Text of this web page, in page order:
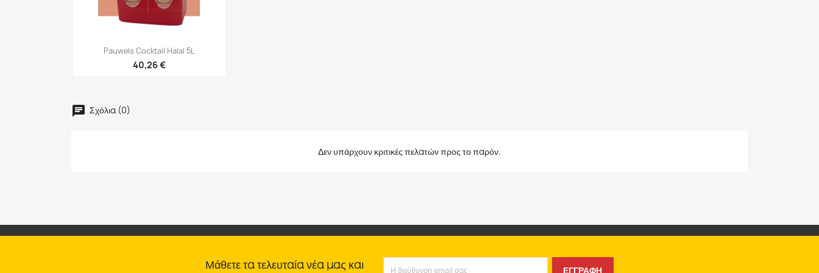
Γρήγορη προβολή
Pauwels Cocktail Halal 5L
40,26 €
Σχόλια (0)
Δεν υπάρχουν κριτικές πελατών προς το παρόν.
Μάθετε τα τελευταία νέα μας και